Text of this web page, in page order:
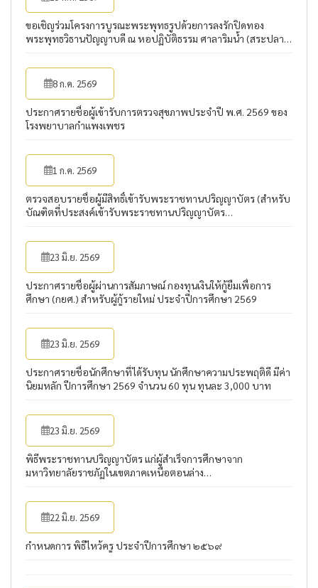
ขอเชิญร่วมโครงการบูรณะพระพุทธรูปด้วยการลงรักปิดทอง
พระพุทธวิธานปัญญาบดี ณ หอปฏิบัติธรรม ศาลาริมน้ำ (สระปลา
8 ก.ค. 2569
ประกาศรายชื่อผู้เข้ารับการตรวจสุขภาพประจำปี พ.ศ. 2569 ของ
โรงพยาบาลกำแพงเพชร
1 ก.ค. 2569
ตรวจสอบรายชื่อผู้มีสิทธิ์เข้ารับพระราชทานปริญญาบัตร (สำหรับ
บัณฑิตที่ประสงค์เข้ารับพระราชทานปริญญาบัตร
23 มิ.ย. 2569
ประกาศรายชื่อผู้ผ่านการสัมภาษณ์ กองทุนเงินให้กู้ยืมเพื่อการ
ศึกษา (กยศ.) สำหรับผู้กู้รายใหม่ ประจำปีการศึกษา 2569
23 มิ.ย. 2569
ประกาศรายชื่อนักศึกษาที่ได้รับทุน นักศึกษาความประพฤติดี มีค่า
นิยมหลัก ปีการศึกษา 2569 จำนวน 60 ทุน ทุนละ 3,000 บาท
23 มิ.ย. 2569
พิธีพระราชทานปริญญาบัตร แก่ผู้สำเร็จการศึกษาจาก
มหาวิทยาลัยราชภัฏในเขตภาคเหนือตอนล่าง
มหาวิทยาลัยราชภัฏกำแพงเพชร (รอบแรก 10.30 น.)
22 มิ.ย. 2569
กำหนดการ พิธีไหว้ครู ประจำปีการศึกษา ๒๕๖๙